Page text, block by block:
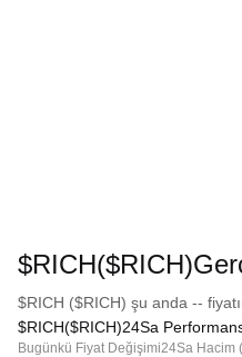
$RICH ($RICH) şu anda --
$RICH($RICH)24Sa
Bugünkü Fiyat Değişimi24Sa Hacim